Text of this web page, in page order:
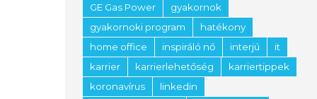
GE Gas Power
gyakornok
gyakornoki program
hatékony
home office
inspiráló nő interjú
it
karrier
karrierlehetőség
karriertippek
koronavírus
linkedin